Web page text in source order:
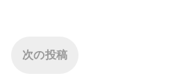
次の投稿